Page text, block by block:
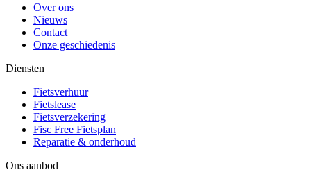
Over ons
Nieuws
Contact
Onze geschiedenis
Diensten
Fietsverhuur
Fietslease
Fietsverzekering
Fisc Free Fietsplan
Reparatie & onderhoud
Ons aanbod